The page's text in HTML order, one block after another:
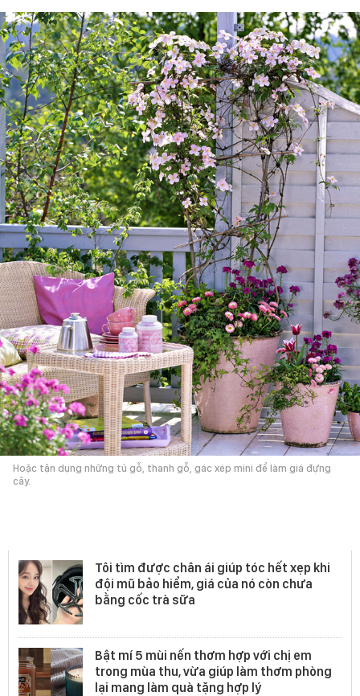
Hoặc tận dụng những tủ gỗ, thanh gỗ, gác xép mini để làm giá đựng
cây.
Tôi tìm được chân ái giúp tóc hết xẹp khi
đội mũ bảo hiểm, giá của nó còn chưa
bằng cốc trà sữa
Bật mí 5 mùi nến thơm hợp với chị em
trong mùa thu, vừa giúp làm thơm phòng
lại mang làm quà tặng hợp lý